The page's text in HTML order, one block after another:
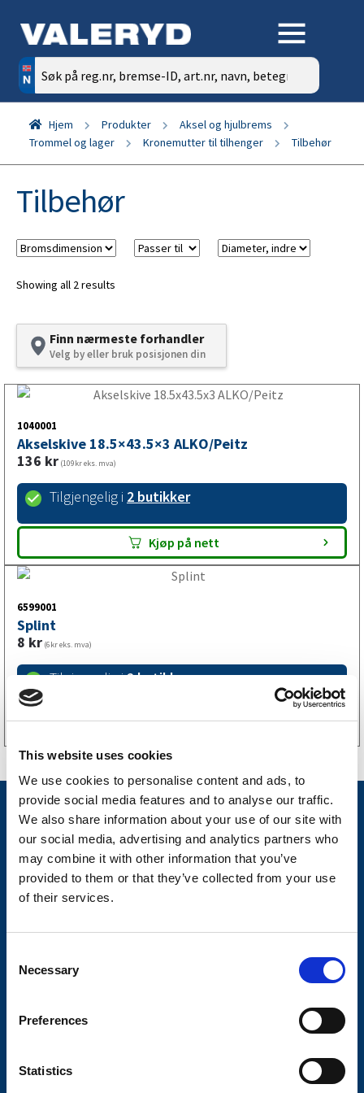
This website uses cookies
We use cookies to personalise content and ads, to
provide social media features and to analyse our traffic.
We also share information about your use of our site with
our social media, advertising and analytics partners who
may combine it with other information that you’ve
provided to them or that they’ve collected from your use
of their services.
Necessary
Preferences
Statistics
Søk
etter:
Hjem Produkter
Aksel og hjulbrems
Trommel og lager
Kronemutter til tilhenger Tilbehør
Tilbehør
Showing all 2 results
Finn nærmeste forhandler
Velg by eller bruk posisjonen din
1040001
Akselskive 18.5×43.5×3 ALKO/Peitz
136 kr (109kr eks. mva)
Tilgjengelig i 2 butikker
Kjøp på nett
6599001
Splint
8 kr (6kr eks. mva)
Tilgjengelig i2 butikker
Kjøp på nett
Tilhengermerke
Tilhengerservice
Produkter
Spørsmål og svar
Butikkonsept
Kontakt